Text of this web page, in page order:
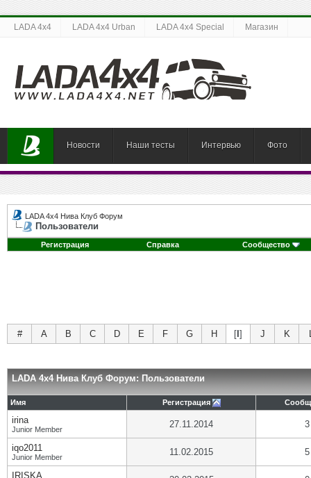
LADA 4x4 LADA 4x4 Urban LADA 4x4 Special Магазин
Новости Наши тесты Интервью Фото
LADA 4x4 Нива Клуб Форум
Пользователи
Регистрация Справка Сообщество
# A B C D E F G H [ ] J K
LADA 4x4 Нива Клуб Форум: Пользователи
Имя Регистрация
irina
Junior Member 27.11.2014 3
iqo2011
Junior Member 11.02.2015 5
IRISKA